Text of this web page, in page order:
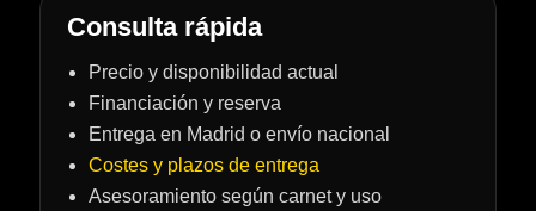
Consulta rápida
Precio y disponibilidad actual
Financiación y reserva
Entrega en Madrid o envío nacional
Costes y plazos de entrega
Asesoramiento según carnet y uso